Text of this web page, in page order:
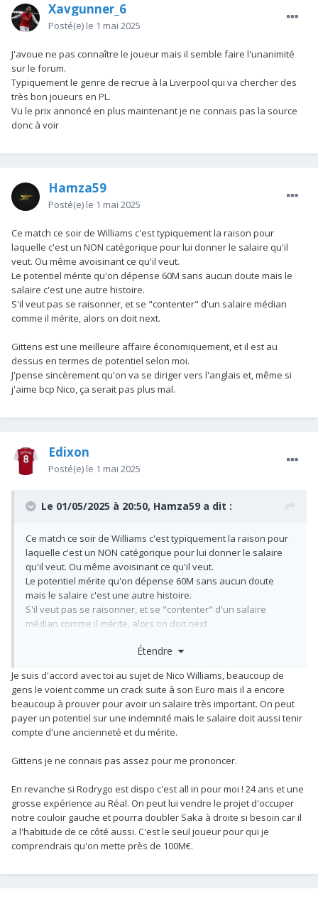
Xavgunner_6
Posté(e) le 1 mai 2025
J'avoue ne pas connaître le joueur mais il semble faire l'unanimité
sur le forum.
Typiquement le genre de recrue à la Liverpool qui va chercher des
très bon joueurs en PL.
Vu le prix annoncé en plus maintenant je ne connais pas la source
donc à voir
Hamza59
Posté(e) le 1 mai 2025
Ce match ce soir de Williams c'est typiquement la raison pour
laquelle c'est un NON catégorique pour lui donner le salaire qu'il
veut. Ou même avoisinant ce qu'il veut.
Le potentiel mérite qu'on dépense 60M sans aucun doute mais le
salaire c'est une autre histoire.
S'il veut pas se raisonner, et se "contenter" d'un salaire médian
comme il mérite, alors on doit next.
Gittens est une meilleure affaire économiquement, et il est au
dessus en termes de potentiel selon moi.
J'pense sincèrement qu'on va se diriger vers l'anglais et, même si
j'aime bcp Nico, ça serait pas plus mal.
Edixon
Posté(e) le 1 mai 2025
Le 01/05/2025 à 20:50, Hamza59 a dit :
Ce match ce soir de Williams c'est typiquement la raison pour
laquelle c'est un NON catégorique pour lui donner le salaire
qu'il veut. Ou même avoisinant ce qu'il veut.
Le potentiel mérite qu'on dépense 60M sans aucun doute
mais le salaire c'est une autre histoire.
S'il veut pas se raisonner, et se "contenter" d'un salaire
médian comme il mérite, alors on doit next.
Gittens est une meilleure affaire économiquement, et il est au
J'pense sincèrement qu'on va se diriger vers l'anglais et,
même si j'aime bcp Nico, ça serait pas plus mal.
Étendre
Je suis d'accord avec toi au sujet de Nico Williams, beaucoup de
gens le voient comme un crack suite à son Euro mais il a encore
beaucoup à prouver pour avoir un salaire très important. On peut
payer un potentiel sur une indemnité mais le salaire doit aussi tenir
compte d'une ancienneté et du mérite.
Gittens je ne connais pas assez pour me prononcer.
En revanche si Rodrygo est dispo c'est all in pour moi ! 24 ans et une
grosse expérience au Réal. On peut lui vendre le projet d'occuper
notre couloir gauche et pourra doubler Saka à droite si besoin car il
a l'habitude de ce côté aussi. C'est le seul joueur pour qui je
comprendrais qu'on mette près de 100M€.